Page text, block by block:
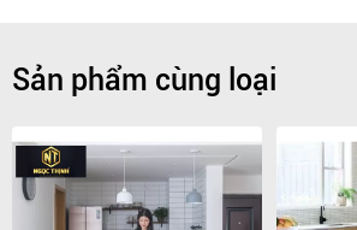
Sản phẩm cùng loại